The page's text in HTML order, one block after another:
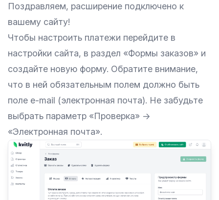
Поздравляем, расширение подключено к
вашему сайту!
Чтобы настроить платежи перейдите в
настройки сайта, в раздел «Формы заказов» и
создайте новую форму. Обратите внимание,
что в ней обязательным полем должно быть
поле e-mail (электронная почта). Не забудьте
выбрать параметр «Проверка» →
«Электронная почта».